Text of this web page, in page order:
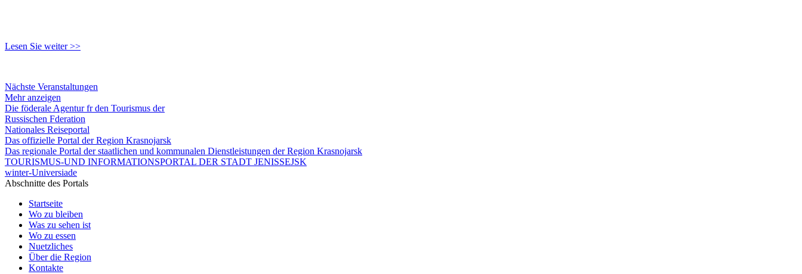
Lesen Sie weiter >>
Nächste Veranstaltungen
Mehr anzeigen
Die föderale Agentur fr den Tourismus der
Russischen Fderation
Nationales Reiseportal
Das offizielle Portal der Region Krasnojarsk
Das regionale Portal der staatlichen und kommunalen Dienstleistungen der Region Krasnojarsk
TOURISMUS-UND INFORMATIONSPORTAL DER STADT JENISSEJSK
winter-Universiade
Abschnitte des Portals
Startseite
Wo zu bleiben
Was zu sehen ist
Wo zu essen
Nuetzliches
Über die Region
Kontakte